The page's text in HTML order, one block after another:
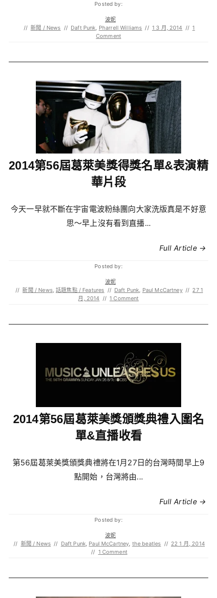
Posted by:
波妮
// 新聞 / News // Daft Punk, Pharrell Williams // 1 3 月, 2014 // 1
Comment
2014第56屆葛萊美獎得獎名單&表演精
華片段
今天一早就不斷在宇宙電波粉絲團向大家洗版真是不好意
思～早上沒有看到直播...
Full Article →
Posted by:
波妮
// 新聞 / News,話題焦點 / Features // Daft Punk, Paul McCartney // 27 1
月, 2014 // 1 Comment
2014第56屆葛萊美獎頒獎典禮入圍名
單&直播收看
第56屆葛萊美獎頒獎典禮將在1月27日的台灣時間早上9
點開始，台灣將由...
Full Article →
Posted by:
波妮
// 新聞 / News // Daft Punk, Paul McCartney, the beatles // 22 1 月, 2014
// 1 Comment